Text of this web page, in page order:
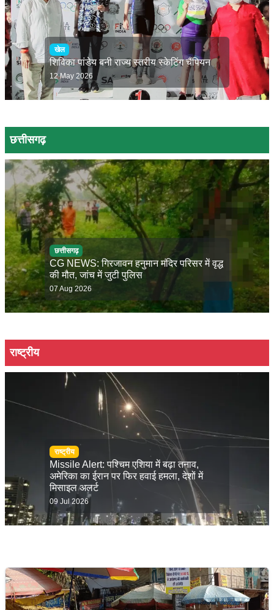
खेल
शिविका पांडेय बनी राज्य स्तरीय स्केटिंग चैंपियन
12 May 2026
छत्तीसगढ़
छत्तीसगढ़
CG NEWS: गिरजावन हनुमान मंदिर परिसर में वृद्ध
की मौत, जांच में जुटी पुलिस
07 Aug 2026
राष्ट्रीय
राष्ट्रीय
Missile Alert: पश्चिम एशिया में बढ़ा तनाव,
अमेरिका का ईरान पर फिर हवाई हमला, देशों में
मिसाइल अलर्ट
09 Jul 2026